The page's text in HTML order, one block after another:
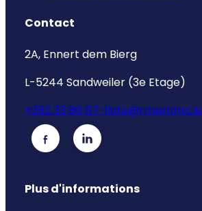
Contact
2A, Ennert dem Bierg
L-5244 Sandweiler (3e Etage)
+352 33 66 67-1info@rmsimmo.lu
Plus d'informations